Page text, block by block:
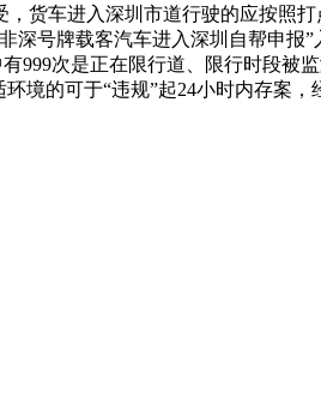
货车进入深圳市道行驶的应按照
号牌载客汽车进入深圳自帮申报
999次是正在限行道、限行时段被
境的可于“违规”起24小时内存案